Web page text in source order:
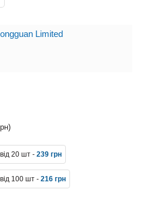
Limited
від 20 шт - 239 грн
від 100 шт - 216 грн